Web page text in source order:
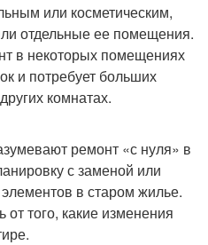
или косметическим,
отдельные ее помещения.
в некоторых помещениях
и потребует больших
комнатах.
ремонт «с нуля» в
с заменой или
в старом жилье.
от того, какие изменения